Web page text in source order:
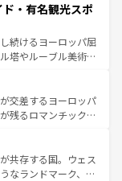
い旅をしてみよう！
ラメンコ、熱気あふ
活の一部となってい
気や、バルセロナの
代ローマ遺跡や中世
るスペインはその個
する。 なお、新着のスペイン情報は コ
・有名観光スポ
続けるヨーロッパ屈
塔やルーブル美術館
な宮殿、歴史的な大
然が、訪れる者を心
の国としても知ら
ス、プロヴァンスの
しみ方が可能だ。さ
ており、どの街角に
交差するヨーロッパ
残るロマンチック街
きることがない。ベ
アルプスの絶景、そ
風景は必見。ビール
共存する国。ウェス
なランドマーク、歴